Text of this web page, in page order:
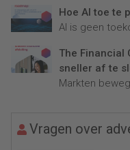
Hoe AI toe te
AI is geen
The Financial
sneller af te
Markten
Vragen over